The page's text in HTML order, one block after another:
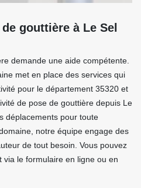
gouttière à Le Sel
demande une aide compétente.
met en place des services qui
pour le département 35320 et
de pose de gouttière depuis Le
déplacements pour toute
notre équipe engage des
de tout besoin. Vous pouvez
le formulaire en ligne ou en